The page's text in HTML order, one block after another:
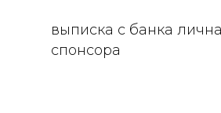
выписка с банка
спонсора